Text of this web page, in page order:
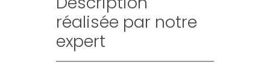
réalisée par notre
expert